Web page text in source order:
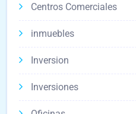
Centros Comerciales
inmuebles
Inversion
Inversiones